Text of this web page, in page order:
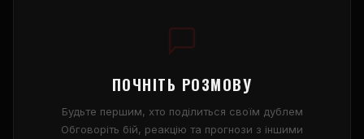
ПОЧНІТЬ РОЗМОВУ
Будьте першим, хто поділиться своїм дублем
Обговоріть бій, реакцію та прогнози з іншими